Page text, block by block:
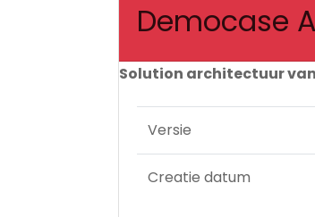
Democase
Solution architectuur
Versie
Creatie datum